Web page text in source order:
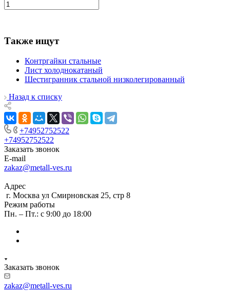
Также ищут
Контргайки стальные
Лист холоднокатаный
Шестигранник стальной низколегированный
Назад к списку
+74952752522
+74952752522
Заказать звонок
E-mail
zakaz@metall-ves.ru
Адрес
г. Москва ул Смирновская 25, стр 8
Режим работы
Пн. – Пт.: с 9:00 до 18:00
Заказать звонок
zakaz@metall-ves.ru